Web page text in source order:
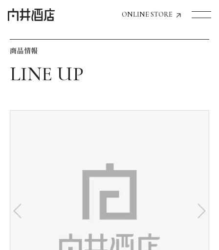
ONLINE STORE
飲食店経営のお客様
お気に入り機能の活用方法
会社情報
商品情報